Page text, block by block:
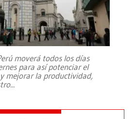
moverá todos los días
para así potenciar el
mejorar la productividad,
...